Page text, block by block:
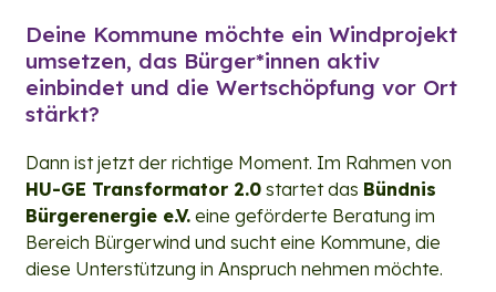
Deine Kommune möchte ein Windprojekt
umsetzen, das Bürger*innen aktiv
einbindet und die Wertschöpfung vor Ort
stärkt?
Dann ist jetzt der richtige Moment. Im Rahmen von
HU-GE Transformator 2.0startet das Bündnis
Bürgerenergie e.V.eine geförderte Beratung im
Bereich Bürgerwind und sucht eine Kommune, die
diese Unterstützung in Anspruch nehmen möchte.